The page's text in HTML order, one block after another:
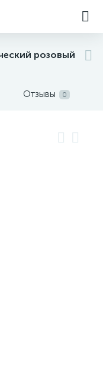
розовый
Отзывы 0